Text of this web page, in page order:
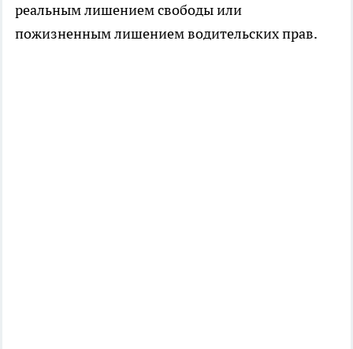
реальным лишением свободы или
пожизненным лишением водительских прав.